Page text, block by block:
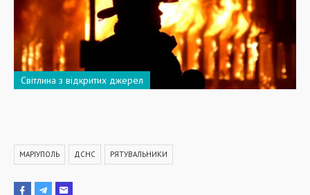
Світлина з відкритих джерел
МАРІУПОЛЬ ДСНС РЯТУВАЛЬНИКИ